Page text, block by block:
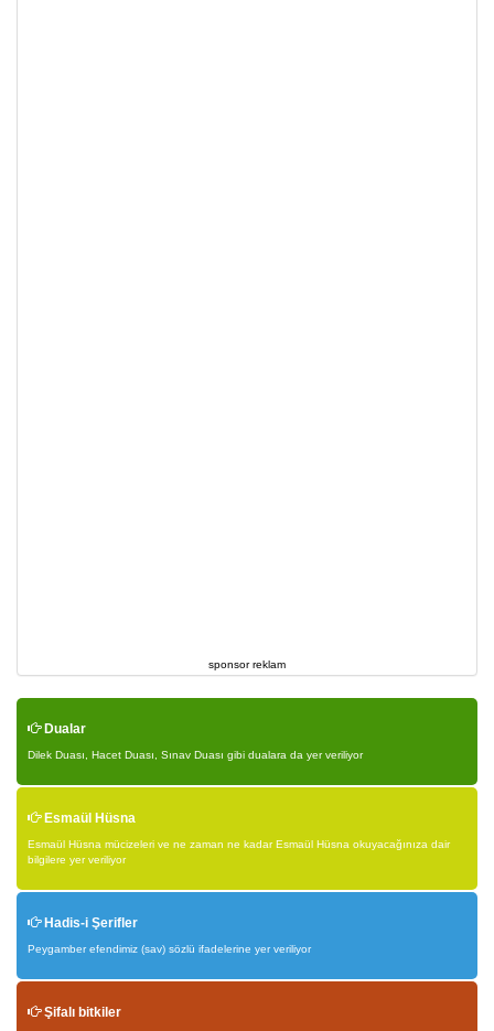
sponsor reklam
Dualar
Dilek Duası, Hacet Duası, Sınav Duası gibi dualara da yer veriliyor
Esmaül Hüsna
Esmaül Hüsna mücizeleri ve ne zaman ne kadar Esmaül Hüsna okuyacağınıza dair
bilgilere yer veriliyor
Hadis-i Şerifler
Peygamber efendimiz (sav) sözlü ifadelerine yer veriliyor
Şifalı bitkiler